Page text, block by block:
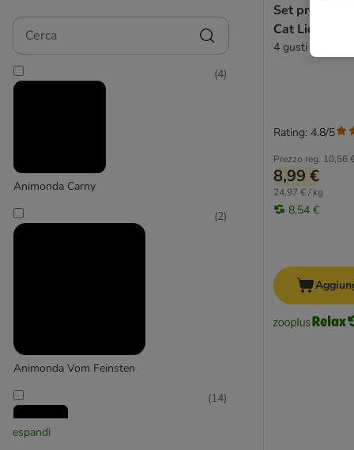
per gattini
Pesce e frutti di mare
Pollo e pollame
Latte e formaggio
% Offerte del momento %
Catessy
Catisfactions
Catz Finefood
Concept for Life
Cerca
Animonda Carny
(4)
Animonda Vom Feinsten
(2)
(14)
espandi
Set prova
Cat Liquid
4 gusti misti -
Prezzo reg. 10,56
8,99 €
24,97 € / kg
8,54 €
Rating: 4.8/5